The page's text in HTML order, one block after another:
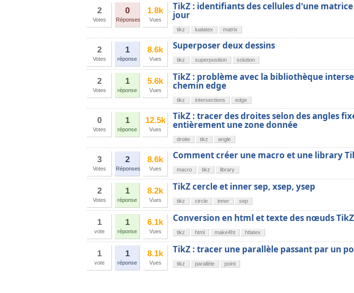
2
Votes
0
Réponses
1.8k
Vues
TikZ : identifiants des cellules d'une
jour
tikz lualatex matrix
2
Votes
1
réponse
8.6k
Vues
Superposer deux dessins
tikz superposition solution
2
Votes
1
réponse
5.6k
Vues
TikZ : problème avec la bibliothèque
chemin edge
tikz intersections edge
0
Votes
1
réponse
12.5k
Vues
TikZ : tracer des droites selon des angles
entièrement une zone donnée
droite tikz angle
3
Votes
2
Réponses
8.6k
Vues
Comment créer une macro et une library
macro tikz library
2
Votes
1
réponse
8.2k
Vues
TikZ cercle et inner sep, xsep, ysep
tikz circle inner sep
1
vote
1
réponse
6.1k
Vues
Conversion en html et texte des nœuds TikZ
tikz html make4ht htlatex
1
vote
1
réponse
8.1k
Vues
TikZ : tracer une parallèle passant par un
tikz parallèle point